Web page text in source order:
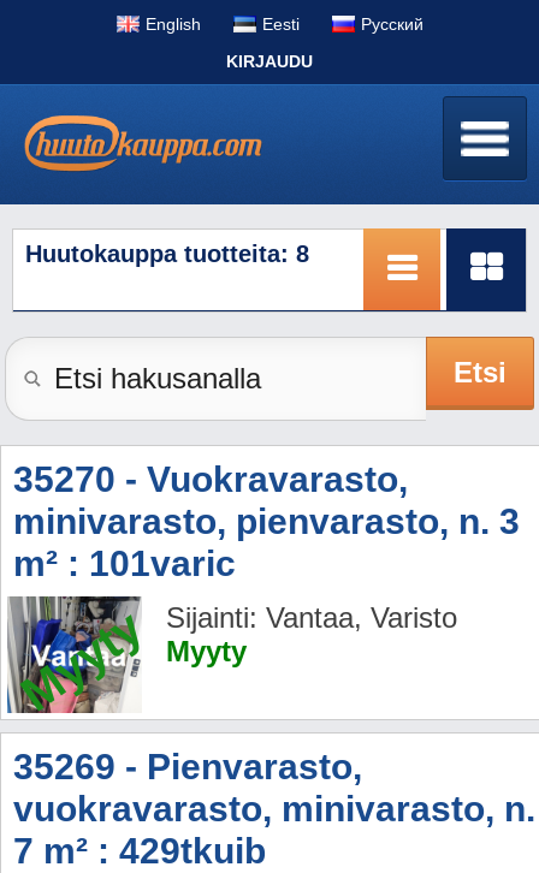
English Eesti
Pусский
Huutokauppa tuotteita: 8
Etsi
35270 - Vuokravarasto,
minivarasto, pienvarasto, n. 3
m² : 101varic
Myyty
Sijainti: Vantaa, Varisto
Myyty
35269 - Pienvarasto,
vuokravarasto, minivarasto, n.
7 m² : 429tkuib